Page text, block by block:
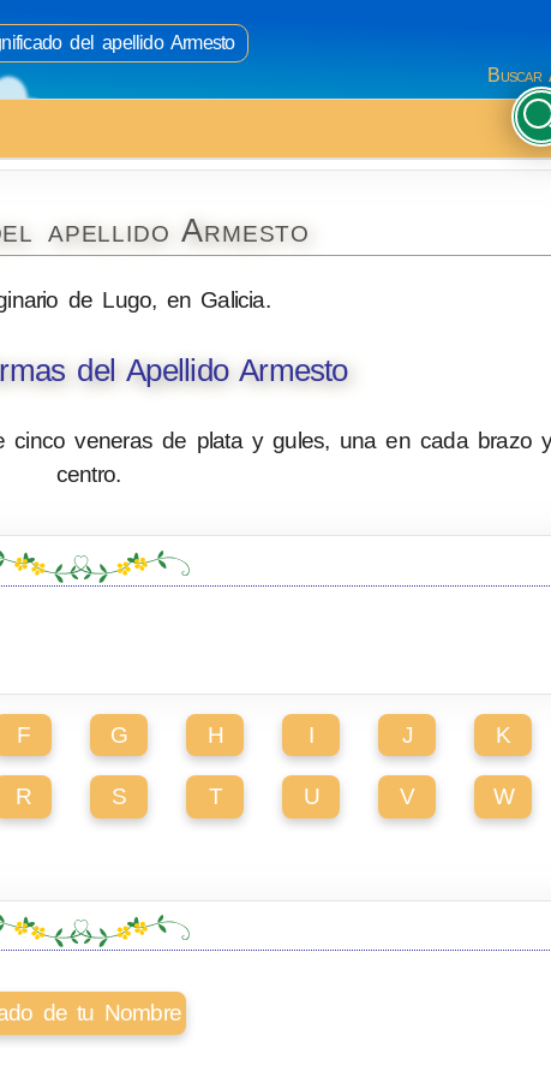
del apellido Armesto
Buscar
apellido Armesto
de Lugo, en Galicia.
del Apellido Armesto
veneras de plata y gules, una en cada brazo
centro.
F G H I J K
R S T U V W
de tu Nombre